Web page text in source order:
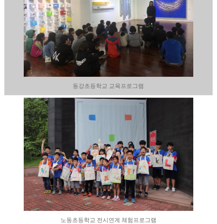
동강초등학교 교육프로그램
노동초등학교 전시연계 체험프로그램